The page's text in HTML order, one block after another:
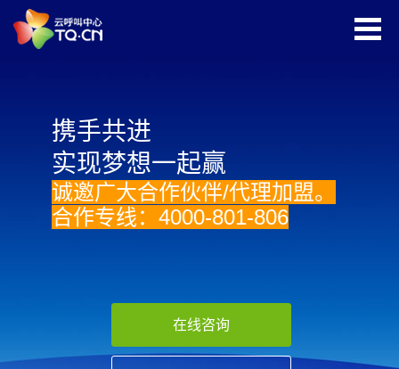
携手共进
实现梦想一起赢
诚邀广大合作伙伴/代理加盟。
合作专线：4000-801-806
在线咨询